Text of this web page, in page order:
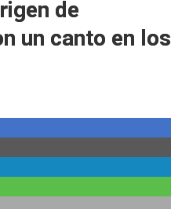
de
un canto en los